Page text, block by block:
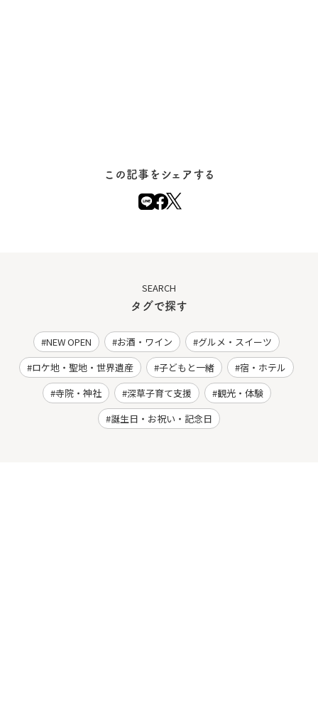
この記事をシェアする
SEARCH
タグで探す
NEW OPEN お酒・ワイン
グルメ・スイーツ
ロケ地・聖地・世界遺産
子どもと一緒
宿・ホテル
寺院・神社
深草子育て支援
観光・体験
誕生日・お祝い・記念日